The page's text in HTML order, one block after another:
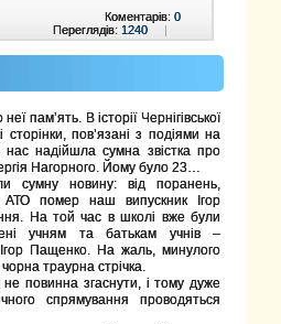
Коментарів: 0
Переглядів: 1240 |
пам’ять. В історії Чернігівської
сторінки, пов’язані з подіями на
надійшла сумна звістка про
Нагорного. Йому було 23…
сумну новину: від поранень,
помер наш випускник Ігор
На той час в школі вже були
учням та батькам учнів –
Пащенко. На жаль, минулого
чорна траурна стрічка.
повинна згаснути, і тому дуже
спрямування проводяться